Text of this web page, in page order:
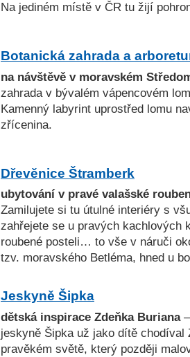
Na jediném místě v ČR tu žijí
Botanická zahrada a
na návštěvě v moravském
zahrada v bývalém vápencovém
Kamenný labyrint uprostřed lomu
zřícenina.
Dřevěnice Štramberk
ubytování v pravé valašské
Zamilujete si tu útulné interiéry s
zahřejete se u pravých kachlových
roubené posteli… to vše v náruči
tzv. moravského Betléma, hned u
Jeskyně Šipka
dětská inspirace Zdeňka Buriana
jeskyně Šipka už jako dítě chodíval
pravěkém světě, který později